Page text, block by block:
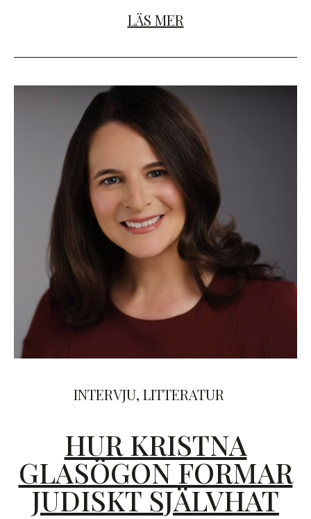
LÄS MER
INTERVJU, LITTERATUR
HUR KRISTNA
GLASÖGON FORMAR
JUDISKT SJÄLVHAT